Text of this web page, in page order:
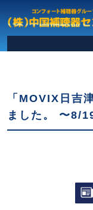
「MOVIX日吉
ました。 〜8/